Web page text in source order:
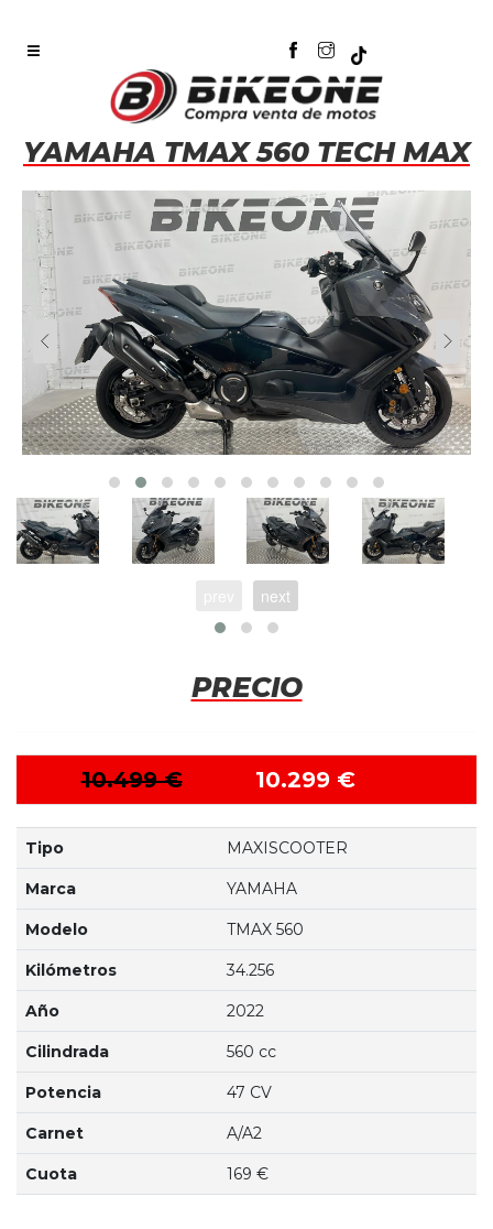
YAMAHA TMAX 560 TECH MAX
next
PRECIO
10.499 € 10.299 €
Tipo MAXISCOOTER
Marca YAMAHA
Modelo TMAX 560
Kilómetros 34.256
Año 2022
Cilindrada 560 cc
Potencia 47 CV
Carnet A/A2
Cuota 169 €